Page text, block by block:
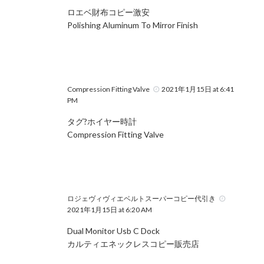
ロエベ財布コピー激安
Polishing Aluminum To Mirror Finish
Compression Fitting Valve
2021年1月15日 at 6:41
PM
タグ?ホイヤー時計
Compression Fitting Valve
ロジェヴィヴィエベルトスーパーコピー代引き
2021年1月15日 at 6:20 AM
Dual Monitor Usb C Dock
カルティエネックレスコピー販売店